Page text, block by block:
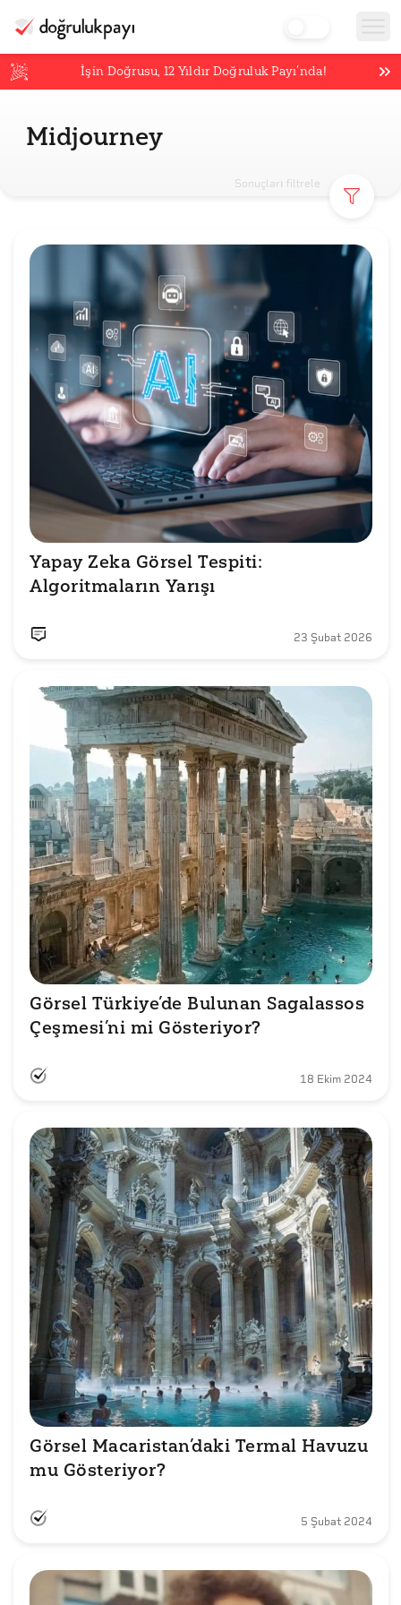
İşin Doğrusu,12 Yıldır Doğruluk Payı’nda!
Midjourney
Sonuçları filtrele
Yapay Zeka Görsel Tespiti:
23 Şubat 2026
Görsel Türkiye’de Bulunan Sagalassos
Çeşmesi’ni mi Gösteriyor?
18 Ekim 2024
Görsel Macaristan’daki Termal Havuzu
5 Şubat 2024